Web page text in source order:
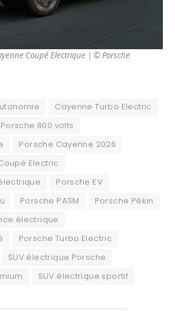
Coupé Electrique | © Porsche
Cayenne Turbo Electric
Porsche 800 volts
Porsche Cayenne 2026
Electric
Porsche EV
Porsche PASM
Porsche Pékin
électrique
Porsche Turbo Electric
SUV électrique Porsche
SUV électrique sportif